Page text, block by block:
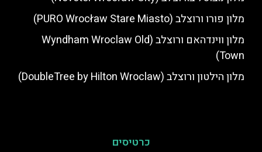
מלון פורו ורוצלב (PURO Wrocław Stare Miasto)
מלון ווינדהאם ורוצלב (Wyndham Wroclaw Old
Town)
מלון הילטון ורוצלב (DoubleTree by Hilton Wroclaw)
כרטיסים